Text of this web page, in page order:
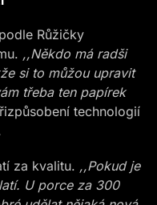
Růžičky
,,Někdo má radši
si to můžou upravit
třeba ten papírek
technologií
za kvalitu. ,,Pokud je
U porce za 300